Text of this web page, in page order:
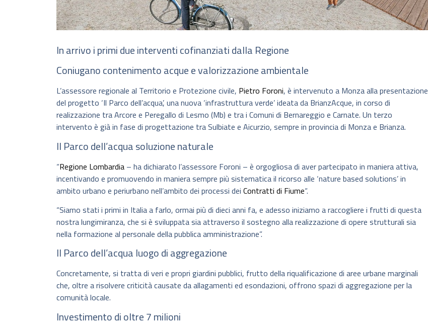
In arrivo i primi due interventi cofinanziati dalla Regione
Coniugano contenimento acque e valorizzazione ambientale
L’assessore regionale al Territorio e Protezione civile, Pietro Foroni, è intervenuto a Monza alla presentazione
del progetto ‘Il Parco dell’acqua’, una nuova ‘infrastruttura verde’ ideata da BrianzAcque, in corso di
realizzazione tra Arcore e Peregallo di Lesmo (Mb) e tra i Comuni di Bernareggio e Carnate. Un terzo
intervento è già in fase di progettazione tra Sulbiate e Aicurzio, sempre in provincia di Monza e Brianza.
Il Parco dell’acqua soluzione naturale
“Regione Lombardia – ha dichiarato l’assessore Foroni – è orgogliosa di aver partecipato in maniera attiva,
incentivando e promuovendo in maniera sempre più sistematica il ricorso alle ‘nature based solutions’ in
ambito urbano e periurbano nell’ambito dei processi dei Contratti di Fiume“.
“Siamo stati i primi in Italia a farlo, ormai più di dieci anni fa, e adesso iniziamo a raccogliere i frutti di questa
nostra lungimiranza, che si è sviluppata sia attraverso il sostegno alla realizzazione di opere strutturali sia
nella formazione al personale della pubblica amministrazione”.
Il Parco dell’acqua luogo di aggregazione
Concretamente, si tratta di veri e propri giardini pubblici, frutto della riqualificazione di aree urbane marginali
che, oltre a risolvere criticità causate da allagamenti ed esondazioni, offrono spazi di aggregazione per la
comunità locale.
Investimento di oltre 7 milioni